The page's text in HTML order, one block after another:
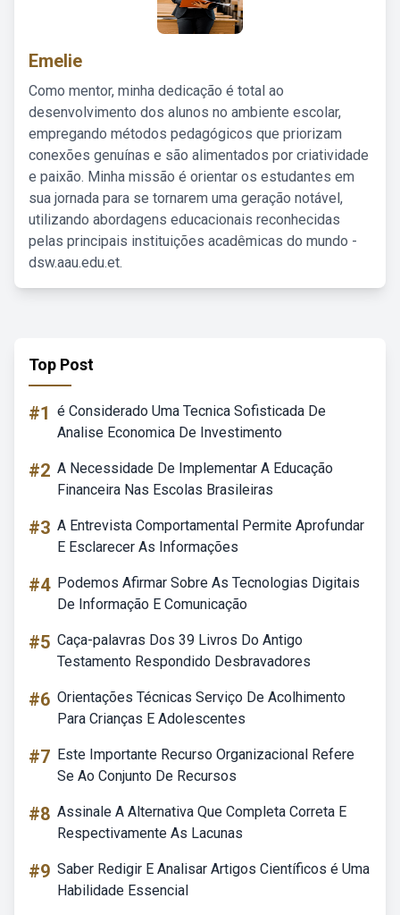
Emelie
Como mentor, minha dedicação é total ao
desenvolvimento dos alunos no ambiente escolar,
empregando métodos pedagógicos que priorizam
conexões genuínas e são alimentados por criatividade
e paixão. Minha missão é orientar os estudantes em
sua jornada para se tornarem uma geração notável,
utilizando abordagens educacionais reconhecidas
pelas principais instituições acadêmicas do mundo -
dsw.aau.edu.et.
Top Post
#1 é Considerado Uma Tecnica Sofisticada De
Analise Economica De Investimento
#2 A Necessidade De Implementar A Educação
Financeira Nas Escolas Brasileiras
#3 A Entrevista Comportamental Permite Aprofundar
E Esclarecer As Informações
#4 Podemos Afirmar Sobre As Tecnologias Digitais
De Informação E Comunicação
#5 Caça-palavras Dos 39 Livros Do Antigo
Testamento Respondido Desbravadores
#6 Orientações Técnicas Serviço De Acolhimento
Para Crianças E Adolescentes
#7 Este Importante Recurso Organizacional Refere
Se Ao Conjunto De Recursos
#8 Assinale A Alternativa Que Completa Correta E
Respectivamente As Lacunas
#9 Saber Redigir E Analisar Artigos Científicos é Uma
Habilidade Essencial